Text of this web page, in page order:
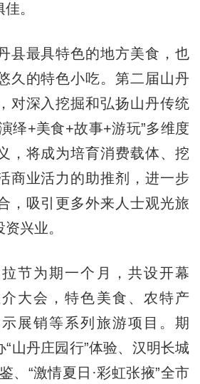
。
最具特色的地方美食，也
久的特色小吃。第二届山丹
对深入挖掘和弘扬山丹传统
绎+美食+故事+游玩”多维度
，将成为培育消费载体、挖
商业活力的助推剂，进一步
，吸引更多外来人士观光旅
兴业。
为期一个月，共设开幕
大会，特色美食、农特产
展销等系列旅游项目。期
山丹庄园行”体验、汉明长城
、“激情夏日·彩虹张掖”全市